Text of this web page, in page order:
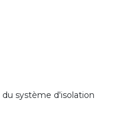
système d'isolation